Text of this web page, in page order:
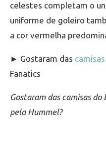
celestes completam o
uniforme de goleiro
a cor vermelha
► Gostaram das
Fanatics
Gostaram das camisas
pela Hummel?